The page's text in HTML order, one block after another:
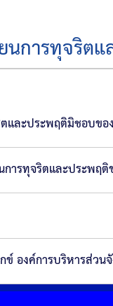
นการทุจริ
ตและประพฤติมิชอบ
การทุจริตและประพ
ข์ องค์การบริหารส่ว